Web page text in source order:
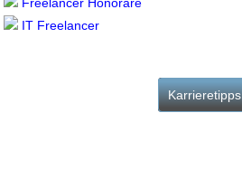
IT Freelancer
Karrieretipps